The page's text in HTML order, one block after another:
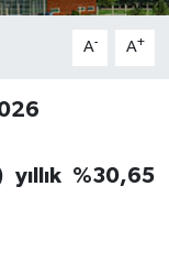
A- A+
%30,65